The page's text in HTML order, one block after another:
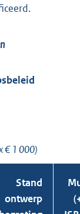
€ 1 000)
Stand
ontwerp